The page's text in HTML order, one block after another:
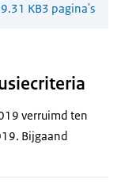
KB3 pagina's
verruimd ten
Bijgaand